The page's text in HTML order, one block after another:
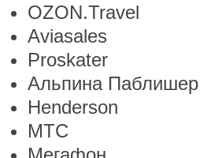
OZON.Travel
Aviasales
Proskater
Альпина Паблишер
Henderson
МТС